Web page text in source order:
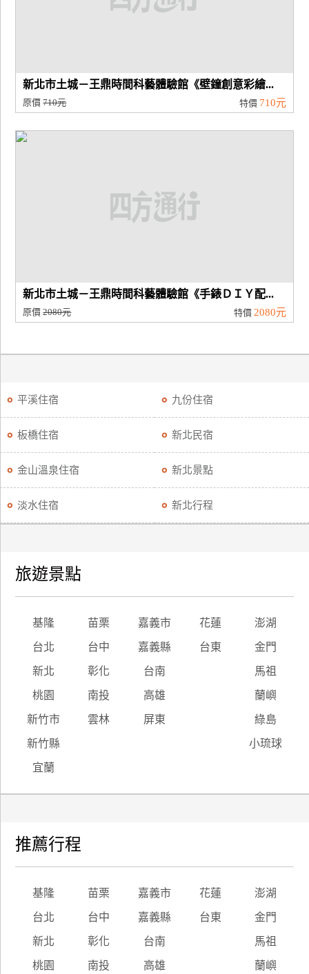
新北市土城－王鼎時間科藝體驗館《壁鐘創意彩繪...
原價710元 特價 710元
新北市土城－王鼎時間科藝體驗館《手錶ＤＩＹ配...
原價2080元 特價 2080元
平溪住宿 九份住宿
板橋住宿 新北民宿
金山溫泉住宿 新北景點
淡水住宿 新北行程
旅遊景點
基隆 苗栗 嘉義市 花蓮 澎湖
台北 台中 嘉義縣 台東 金門
新北 彰化 台南 馬祖
桃園 南投 高雄 蘭嶼
新竹市 雲林 屏東 綠島
新竹縣 小琉球
宜蘭
推薦行程
基隆 苗栗 嘉義市 花蓮 澎湖
台北 台中 嘉義縣 台東 金門
新北 彰化 台南 馬祖
桃園 南投 高雄 蘭嶼